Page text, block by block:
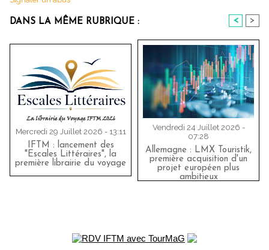
DANS LA MÊME RUBRIQUE : < >
Mercredi 29 Juillet 2026 - 13:11
IFTM : lancement des
"Escales Littéraires", la
première librairie du voyage
Vendredi 24 Juillet 2026 -
07:28
Allemagne : LMX Touristik,
première acquisition d'un
projet européen plus
ambitieux